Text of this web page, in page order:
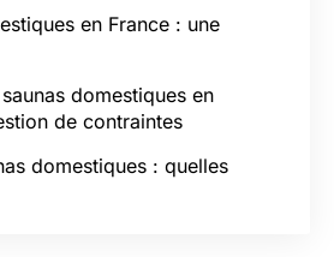
en France : une
domestiques en
de contraintes
domestiques : quelles